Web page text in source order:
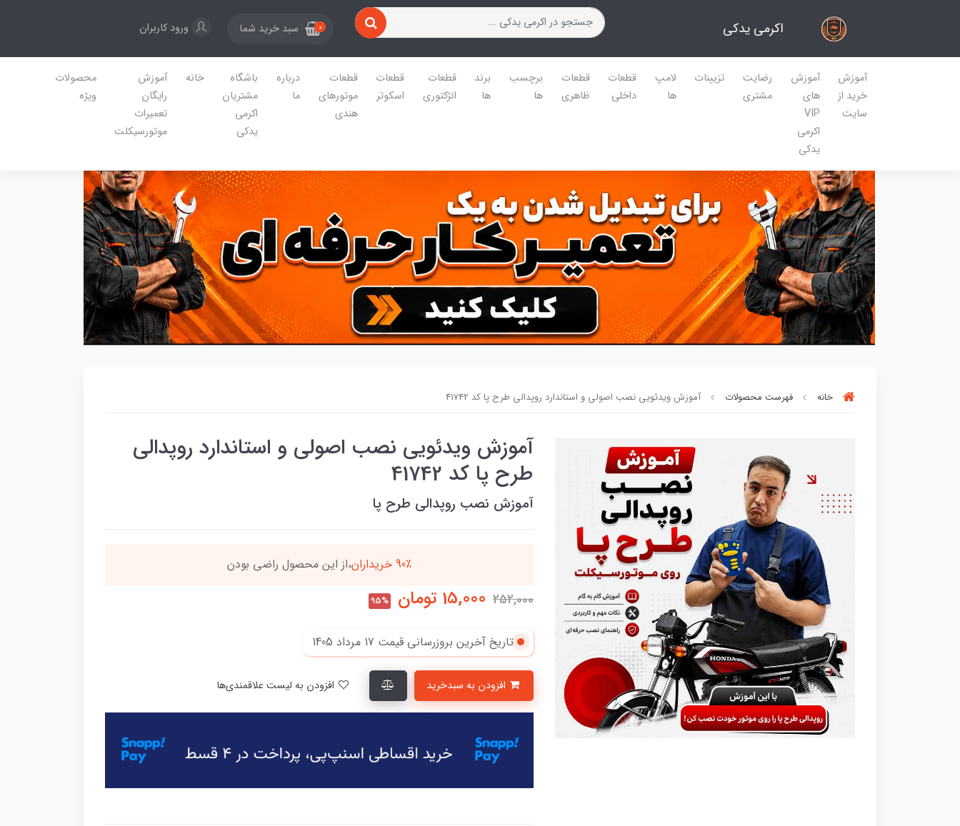
اکرمی یدکی 0 سبد خرید شما ورود کاربران
آموزش
خرید از
سایت
آموزش
های
VIP
اکرمی
یدکی
رضایت
مشتری
تزیینات
لامپ
ها
قطعات
داخلی
قطعات
ظاهری
برچسب
ها
برند
ها
قطعات
انژکتوری
قطعات
اسکوتر
قطعات
موتورهای
هندی
درباره
ما
باشگاه
مشتریان
اکرمی
یدکی
خانه
آموزش
رایگان
تعمیرات
موتورسیکلت
محصولات
ویژه
خانه فهرست محصولات آموزش ویدئویی نصب اصولی و استاندارد روپدالی طرح پا کد 41742
آموزش ویدئویی نصب اصولی و استاندارد روپدالی
طرح پا کد 41742
آموزش نصب روپدالی طرح پا
90٪ خریداران ،از این محصول راضی بودن بسته ها سرموقع (بدون‌تاخیر)ارسال میگردد
252,000
15,000 تومان 95%
تاریخ آخرین بروزرسانی قیمت 17 مرداد 1405